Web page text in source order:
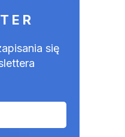
się